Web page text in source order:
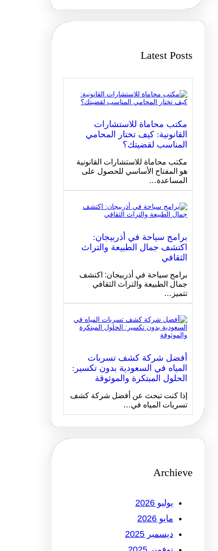
c
Latest Posts
مكتب محاماة للاستشارات
القانونية: كيف تختار المحامي
المناسب لقضيتك؟
مكتب محاماة للاستشارات القانونية
هو المفتاح الأساسي للحصول على
المساعدة…
برامج سياحة في أذربيجان:
اكتشف جمال الطبيعة والتراث
الثقافي
برامج سياحة في أذربيجان: اكتشف
جمال الطبيعة والتراث الثقافي
تتميز…
أفضل شركة كشف تسربات
المياه في السعودية بدون تكسير:
الحلول المبتكرة والموثوقة
إذا كنت تبحث عن أفضل شركة كشف
تسربات المياه في…
Archieve
يوليو 2026
مايو 2026
ديسمبر 2025